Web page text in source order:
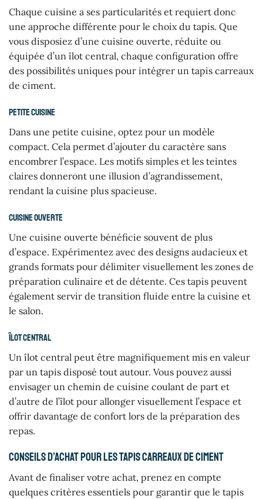
Chaque cuisine a ses particularités et requiert donc
une approche différente pour le choix du tapis. Que
vous disposiez d’une cuisine ouverte, réduite ou
équipée d’un îlot central, chaque configuration offre
des possibilités uniques pour intégrer un tapis carreaux
de ciment.
Petite cuisine
Dans une petite cuisine, optez pour un modèle
compact. Cela permet d’ajouter du caractère sans
encombrer l’espace. Les motifs simples et les teintes
claires donneront une illusion d’agrandissement,
rendant la cuisine plus spacieuse.
Cuisine ouverte
Une cuisine ouverte bénéficie souvent de plus
d’espace. Expérimentez avec des designs audacieux et
grands formats pour délimiter visuellement les zones de
préparation culinaire et de détente. Ces tapis peuvent
également servir de transition fluide entre la cuisine et
le salon.
Îlot central
Un îlot central peut être magnifiquement mis en valeur
par un tapis disposé tout autour. Vous pouvez aussi
envisager un chemin de cuisine coulant de part et
d’autre de l’îlot pour allonger visuellement l’espace et
offrir davantage de confort lors de la préparation des
repas.
Conseils d’achat pour les tapis carreaux de ciment
Avant de finaliser votre achat, prenez en compte
quelques critères essentiels pour garantir que le tapis